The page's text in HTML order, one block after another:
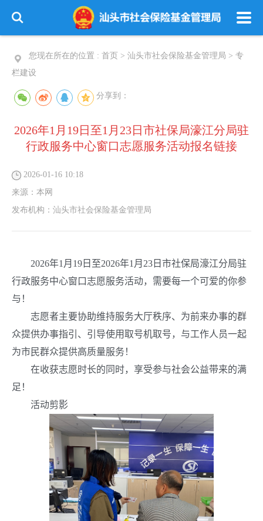
您现在所在的位置 : 首页 > 汕头市社会保险基金管理局 > 专
栏建设
分享到：
2026年1月19日至1月23日市社保局濠江分局驻
行政服务中心窗口志愿服务活动报名链接
2026-01-16 10:18
来源： 本网
发布机构： 汕头市社会保险基金管理局
2026年1 月 19 日至2026年1 月 23 日 市社保局濠江分局驻
行政服务中心窗口志愿服务活动，需要每一个可爱的你参
与！
志愿者主要协助维持服务大厅秩序、为前来办事的群
众提供办事指引、引导使用取号机取号，与工作人员一起
为市民群众提供高质量服务！
在收获志愿时长的同时，享受参与社会公益带来的满
足！
活动剪影